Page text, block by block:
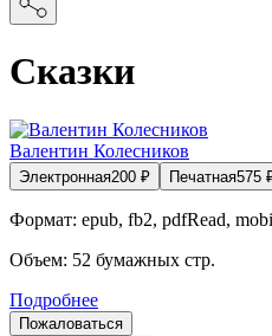
Сказки
Валентин Колесников
Электронная200 ₽ Печатная575
Формат: epub, fb2, pdfRead, mobi
Объем: 52 бумажных стр.
Подробнее
Пожаловаться